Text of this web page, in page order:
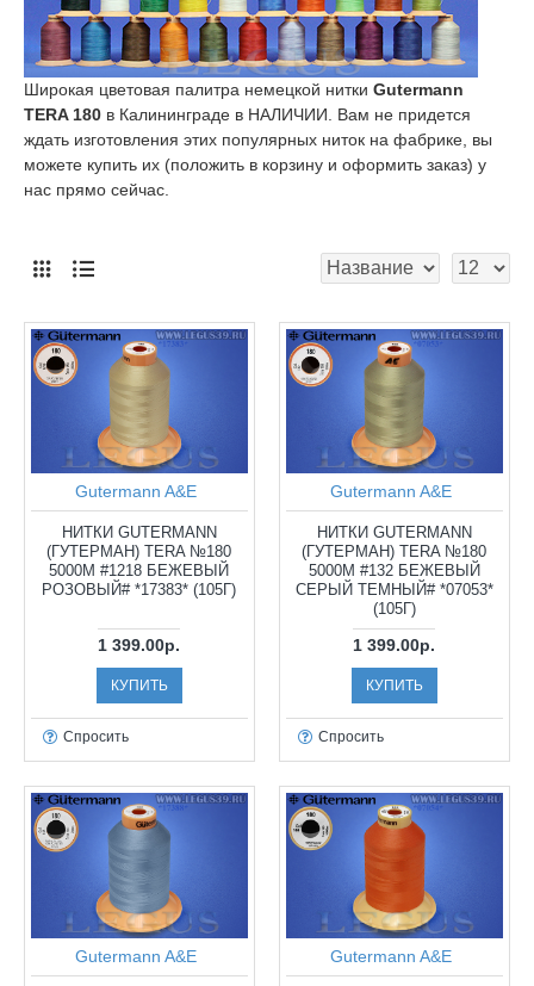
Широкая цветовая палитра немецкой нитки Gutermann
TERA 180 в Калининграде в НАЛИЧИИ. Вам не придется
ждать изготовления этих популярных ниток на фабрике, вы
можете купить их (положить в корзину и оформить заказ) у
нас прямо сейчас.
Gutermann A&E
НИТКИ GUTERMANN
(ГУТЕРМАН) TERA №180
5000М #1218 БЕЖЕВЫЙ
РОЗОВЫЙ# *17383* (105Г)
1 399.00р.
КУПИТЬ
Спросить
Gutermann A&E
НИТКИ GUTERMANN
(ГУТЕРМАН) TERA №180
5000М #132 БЕЖЕВЫЙ
СЕРЫЙ ТЕМНЫЙ# *07053*
(105Г)
1 399.00р.
КУПИТЬ
Спросить
Gutermann A&E Gutermann A&E